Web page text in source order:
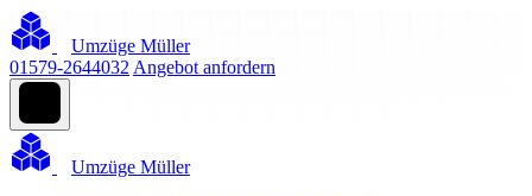
Umzüge Müller
01579-2644032 Angebot anfordern
Umzüge Müller